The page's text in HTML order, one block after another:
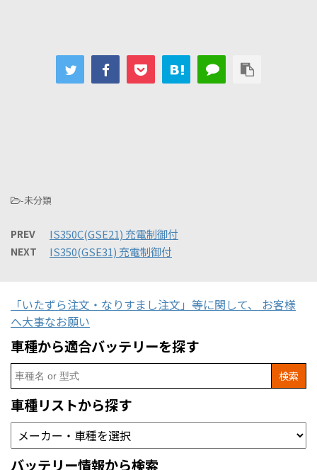
-未分類
PREV IS350C(GSE21) 充電制御付
NEXT IS350(GSE31) 充電制御付
「いたずら注文・なりすまし注文」等に関して、 お客様
へ大事なお願い
車種から適合バッテリーを探す
Search
for:
車種リストから探す
バッテリー情報から検索